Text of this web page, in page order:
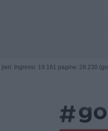
ieri: Ingressi: 19.161 pagine: 28.230